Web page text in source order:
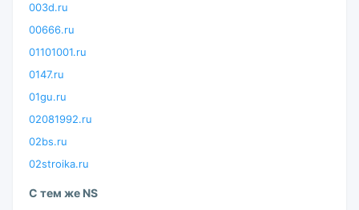
003d.ru
00666.ru
01101001.ru
0147.ru
01gu.ru
02081992.ru
02bs.ru
02stroika.ru
С тем же NS